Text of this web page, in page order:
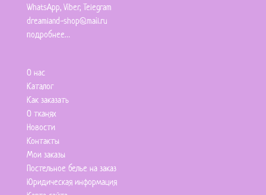
WhatsApp, Viber, Telegram
dreamland-shop@mail.ru
подробнее…
О нас
Каталог
Как заказать
О тканях
Новости
Контакты
Мои заказы
Постельное белье на заказ
Юридическая информация